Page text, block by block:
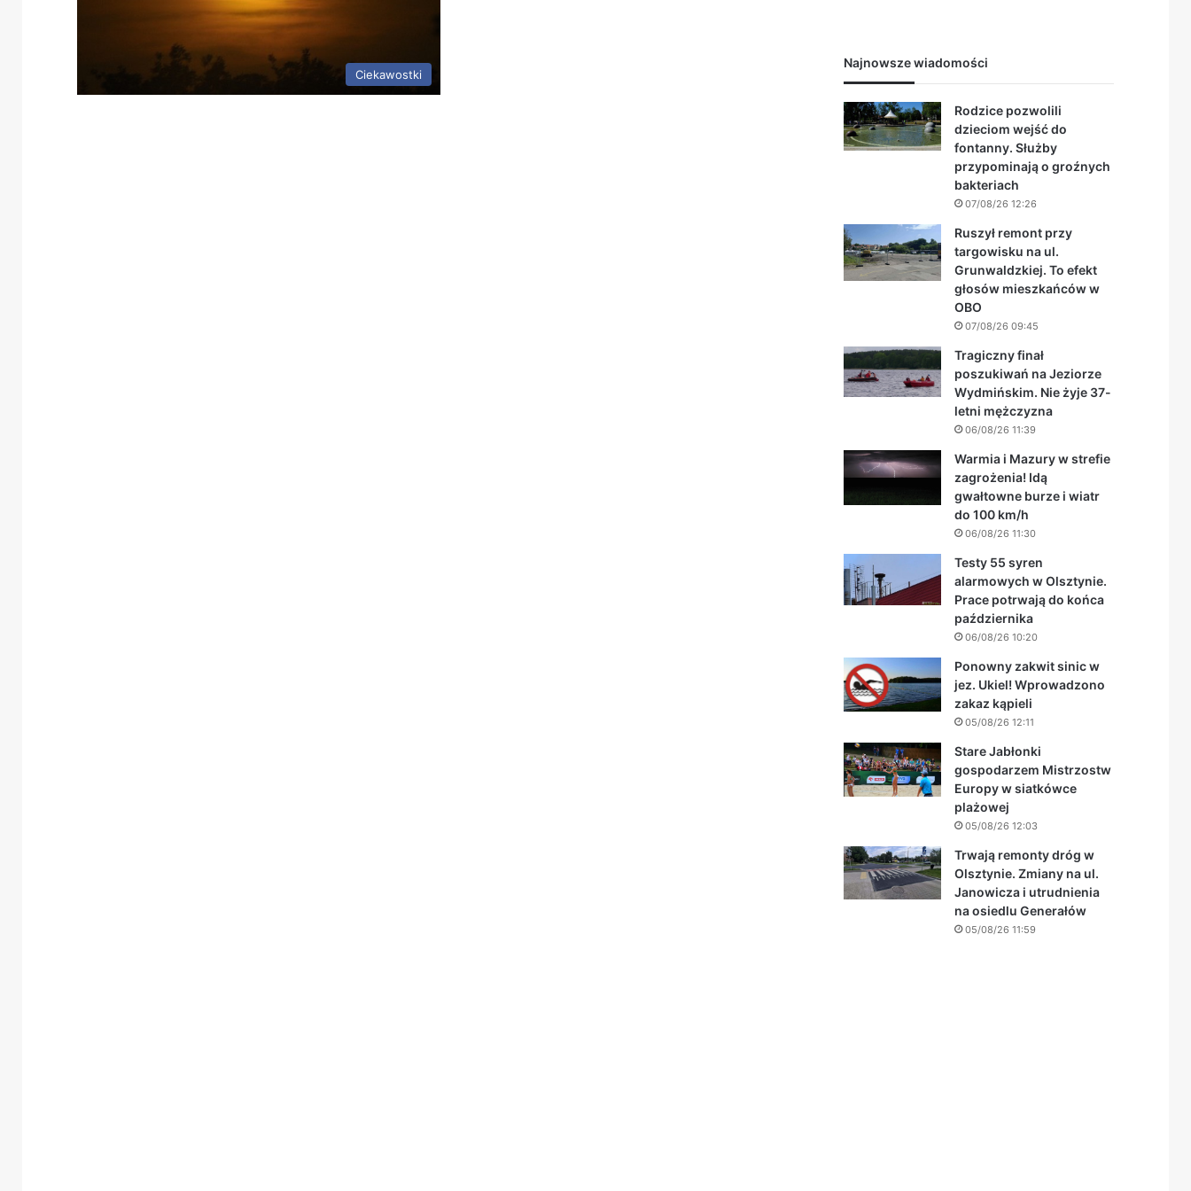
Ciekawostki
Najnowsze wiadomości
Rodzice pozwolili
dzieciom wejść do
fontanny. Służby
przypominają o groźnych
bakteriach
07/08/26 12:26
Ruszył remont przy
targowisku na ul.
Grunwaldzkiej. To efekt
głosów mieszkańców w
OBO
07/08/26 09:45
Tragiczny finał
poszukiwań na Jeziorze
Wydmińskim. Nie żyje 37-
letni mężczyzna
06/08/26 11:39
Warmia i Mazury w strefie
zagrożenia! Idą
gwałtowne burze i wiatr
do 100 km/h
06/08/26 11:30
Testy 55 syren
alarmowych w Olsztynie.
Prace potrwają do końca
października
06/08/26 10:20
Ponowny zakwit sinic w
jez. Ukiel! Wprowadzono
zakaz kąpieli
05/08/26 12:11
Stare Jabłonki
gospodarzem Mistrzostw
Europy w siatkówce
plażowej
05/08/26 12:03
Trwają remonty dróg w
Olsztynie. Zmiany na ul.
Janowicza i utrudnienia
na osiedlu Generałów
05/08/26 11:59